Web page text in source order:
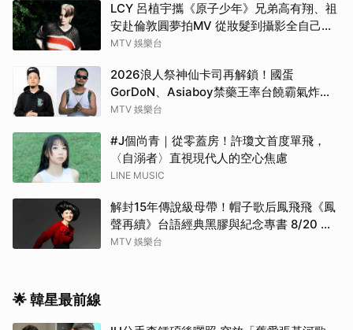
LCY 呂植宇攜《原子少年》兄弟高有翔、祖
安赴倫敦圓夢拍MV 從妝髮到攝影全自己
來！
MTV 娛樂台
2026浪人祭神仙卡司再解鎖！國蛋
GorDoN、Asiaboy禁藥王率台饒霸氣炸翻
府城 11 月安平重磅開躁！
MTV 娛樂台
#J個尚青｜從零蓋房！許瓊文首度單飛，
〈自溺者〉直視現代人的空心焦慮
LINE MUSIC
解封15年傳說級母帶！帽子歌后鳳飛飛《鳳
聲再續》台語經典黑膠與紀念專書 8/20 珍
藏預購
MTV 娛樂台
🌟 韓星最前線